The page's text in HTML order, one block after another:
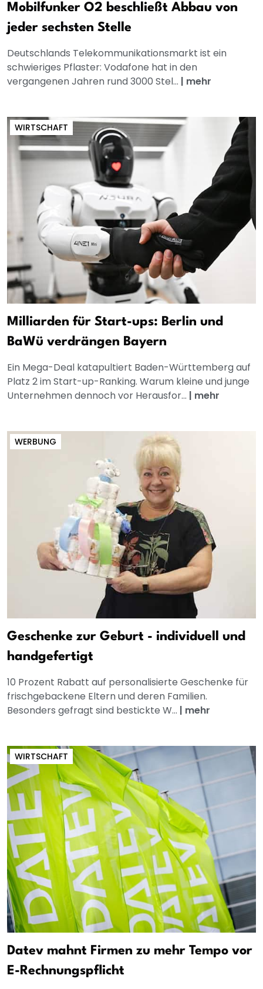
Mobilfunker O2 beschließt Abbau von
jeder sechsten Stelle
Deutschlands Telekommunikationsmarkt ist ein
schwieriges Pflaster: Vodafone hat in den
vergangenen Jahren rund 3000 Stel... | mehr
WIRTSCHAFT
Milliarden für Start-ups: Berlin und
BaWü verdrängen Bayern
Ein Mega-Deal katapultiert Baden-Württemberg auf
Platz 2 im Start-up-Ranking. Warum kleine und junge
Unternehmen dennoch vor Herausfor... | mehr
WERBUNG
Geschenke zur Geburt - individuell und
handgefertigt
10 Prozent Rabatt auf personalisierte Geschenke für
frischgebackene Eltern und deren Familien.
Besonders gefragt sind bestickte W... | mehr
WIRTSCHAFT
Datev mahnt Firmen zu mehr Tempo vor
E-Rechnungspflicht